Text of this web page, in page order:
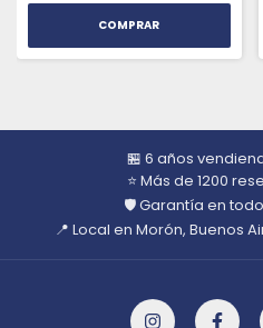
COMPRAR
🏪 6 años
⭐ Más de 1200
🛡️ Garantía en
📍 Local en Morón, Buenos